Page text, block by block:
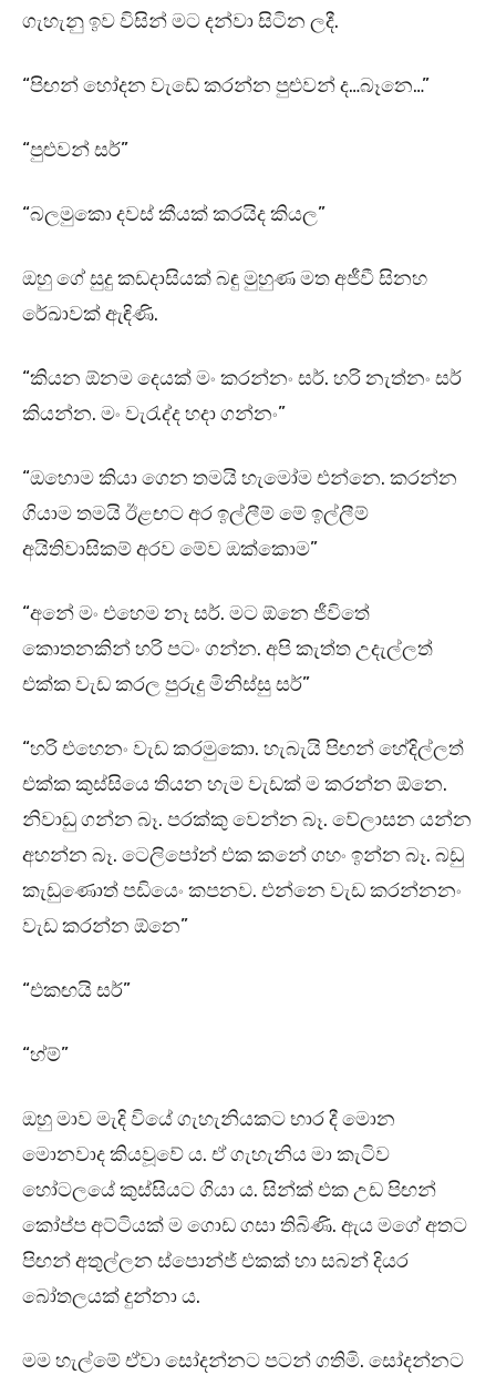
ගැහැනු ඉව විසින් මට දන්වා සිටින ලදී.
“පිඟන් හෝදන වැඩේ කරන්න පුළුවන් ද…බෑනෙ…”
“පුළුවන් සර්”
“බලමුකො දවස් කීයක් කරයිද කියල”
ඔහු ගේ සුදු කඩදාසියක් බඳු මුහුණ මත අජීවී සිනහ
රේඛාවක් ඇඳිණි.
“කියන ඕනම දෙයක් මං කරන්නං සර්. හරි නැත්නං සර්
කියන්න. මං වැරැද්ද හදා ගන්නං”
“ඔහොම කියා ගෙන තමයි හැමෝම එන්නෙ. කරන්න
ගියාම තමයි ඊළඟට අර ඉල්ලීම් මේ ඉල්ලීම්
අයිතිවාසිකම් අරව මේව ඔක්කොම”
“අනේ මං එහෙම නෑ සර්. මට ඕනෙ ජීවිතේ
කොතනකින් හරි පටං ගන්න. අපි කැත්ත උදැල්ලත්
එක්ක වැඩ කරල පුරුදු මිනිස්සු සර්”
“හරි එහෙනං වැඩ කරමුකො. හැබැයි පිඟන් හේදිල්ලත්
එක්ක කුස්සියෙ තියන හැම වැඩක් ම කරන්න ඕනෙ.
නිවාඩු ගන්න බෑ. පරක්කු වෙන්න බෑ. වේලාසන යන්න
අහන්න බෑ. ටෙලිපෝන් එක කනේ ගහං ඉන්න බෑ. බඩු
කැඩුණොත් පඩියෙං කපනව. එන්නෙ වැඩ කරන්නනං
වැඩ කරන්න ඕනෙ”
“එකඟයි සර්”
“හ්ම්”
ඔහු මාව මැදි වියේ ගැහැනියකට භාර දී මොන
මොනවාද කියවූවේ ය. ඒ ගැහැනිය මා කැටිව
හෝටලයේ කුස්සියට ගියා ය. සින්ක් එක උඩ පිඟන්
කෝප්ප අට්ටියක් ම ගොඩ ගසා තිබිණි. ඇය මගේ අතට
පිඟන් අතුල්ලන ස්පොන්ජ් එකක් හා සබන් දියර
බෝතලයක් දුන්නා ය.
මම හැල්මේ ඒවා සෝදන්නට පටන් ගතිමි. සෝදන්නට